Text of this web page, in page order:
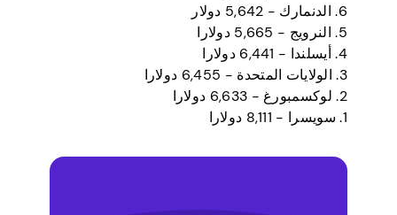
6. الدنمارك - 5,642 دولار
5. النرويج - 5,665 دولارا
4. أيسلندا - 6,441 دولارا
3. الولايات المتحدة - 6,455 دولارا
2. لوكسمبورغ - 6,633 دولارا
1. سويسرا - 8,111 دولارا